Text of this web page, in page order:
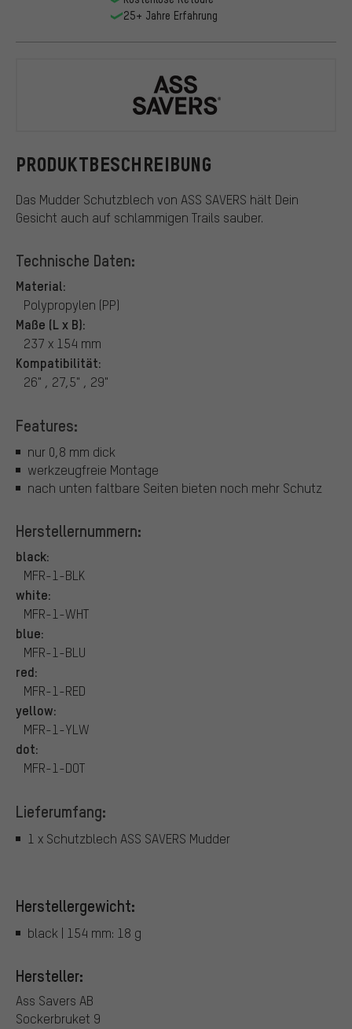
PRODUKTBESCHREIBUNG
Das Mudder Schutzblech von ASS SAVERS hält Dein
Gesicht auch auf schlammigen Trails sauber.
Technische Daten:
Material:
Polypropylen (PP)
Maße (L x B):
237 x 154 mm
Kompatibilität:
26" , 27,5" , 29"
Features:
nur 0,8 mm dick
werkzeugfreie Montage
nach unten faltbare Seiten bieten noch mehr Schutz
Herstellernummern:
black:
MFR-1-BLK
white:
MFR-1-WHT
blue:
MFR-1-BLU
red:
MFR-1-RED
yellow:
MFR-1-YLW
dot:
MFR-1-DOT
Lieferumfang:
1 x Schutzblech ASS SAVERS Mudder
Herstellergewicht:
black | 154 mm: 18 g
Hersteller:
Ass Savers AB
Sockerbruket 9
25+ Jahre Erfahrung